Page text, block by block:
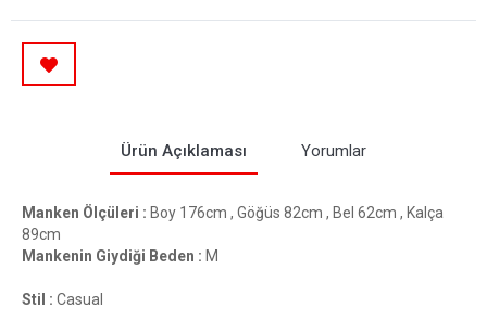
Ürün Açıklaması Yorumlar
Manken Ölçüleri : Boy 176cm , Göğüs 82cm , Bel 62cm , Kalça
89cm
Mankenin Giydiği Beden : M
Stil : Casual